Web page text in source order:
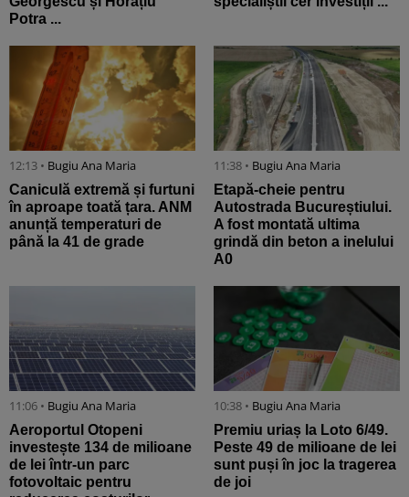
Potra ...
12:13 • Bugiu ⁠Ana Maria
Caniculă extremă și furtuni
în aproape toată țara. ANM
anunță temperaturi de
până la 41 de grade
11:38 • Bugiu ⁠Ana Maria
Etapă-cheie pentru
Autostrada Bucureștiului.
A fost montată ultima
grindă din beton a inelului
A0
11:06 • Bugiu ⁠Ana Maria
Aeroportul Otopeni
investește 134 de milioane
de lei într-un parc
fotovoltaic pentru
10:38 • Bugiu ⁠Ana Maria
Premiu uriaș la Loto 6/49.
Peste 49 de milioane de lei
sunt puși în joc la tragerea
de joi